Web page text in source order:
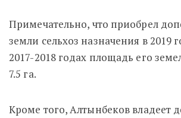
Примечательно, что приобрел
земли сельхоз назначения в 2019
2017-2018 годах площадь его
7.5 га.
Кроме того, Алтынбеков владеет